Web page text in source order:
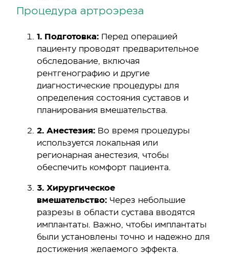
Процедура артроэреза
1. Подготовка: Перед операцией
пациенту проводят предварительное
обследование, включая
рентгенографию и другие
диагностические процедуры для
определения состояния суставов и
планирования вмешательства.
2. Анестезия: Во время процедуры
используется локальная или
регионарная анестезия, чтобы
обеспечить комфорт пациента.
3. Хирургическое
вмешательство: Через небольшие
разрезы в области сустава вводятся
имплантаты. Важно, чтобы имплантаты
были установлены точно и надежно для
достижения желаемого эффекта.